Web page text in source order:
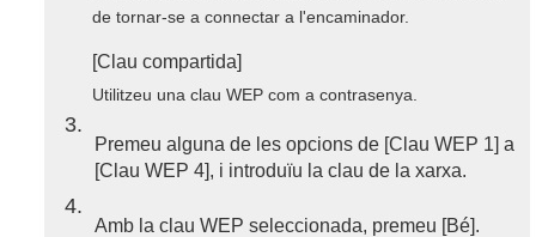
de tornar-se a connectar a l'encaminador.
[Clau compartida]
Utilitzeu una clau WEP com a contrasenya.
3
Premeu alguna de les opcions de [Clau WEP 1] a
[Clau WEP 4], i introduïu la clau de la xarxa.
4
Amb la clau WEP seleccionada, premeu [Bé].